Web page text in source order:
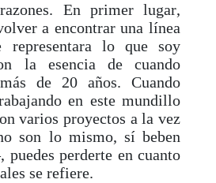
En primer lugar,
a encontrar una línea
representara lo que soy
la esencia de cuando
de 20 años. Cuando
en este mundillo
varios proyectos a la vez
son lo mismo, sí beben
perderte en cuanto
se refiere.